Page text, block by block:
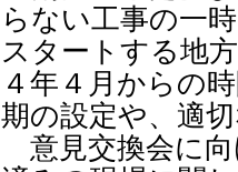
らない工事の一
スタートする地
４年４月からの
期の設定や、適
意見交換会に向